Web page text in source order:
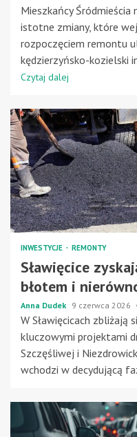
Mieszkańcy
istotne zmiany, które
rozpoczęciem remontu
kędzierzyńsko-kozielski
Czytaj dalej
INWESTYCJE REMONTY
Sławięcice
błotem i
Anna Dudek 9 czerwca 2026
W Sławięcicach zbliżają
kluczowymi projektami
Szczęśliwej i
wchodzi w decydującą